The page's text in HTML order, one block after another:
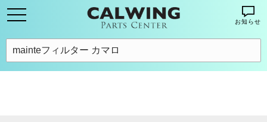
お知らせ